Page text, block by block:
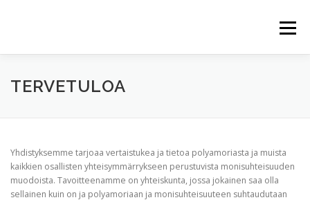
Valikko
TERVETULOA TIETOA
TERVETULOA
Yhdistyksemme tarjoaa vertaistukea ja tietoa polyamoriasta ja muista
kaikkien osallisten yhteisymmärrykseen perustuvista monisuhteisuuden
muodoista. Tavoitteenamme on yhteiskunta, jossa jokainen saa olla
sellainen kuin on ja polyamoriaan ja monisuhteisuuteen suhtaudutaan